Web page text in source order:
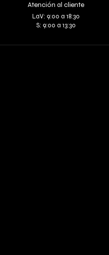
Atención al cliente
LaV: 9:00 a 18:30
S: 9:00 a 13:30